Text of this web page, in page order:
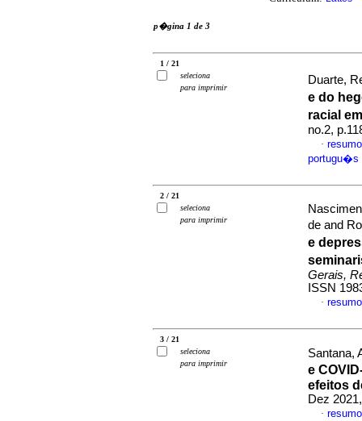
p�gina 1 de 3
1 / 21
seleciona
para imprimir
Duarte,
e do
racial
no.2,
·
portugu�s
2 / 21
seleciona
para imprimir
de and
e
Gerais,
ISSN
·
3 / 21
seleciona
para imprimir
Santana,
e
efeitos
Dez
·